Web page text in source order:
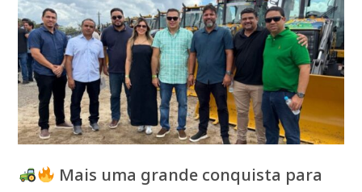
Mais uma grande conquista para